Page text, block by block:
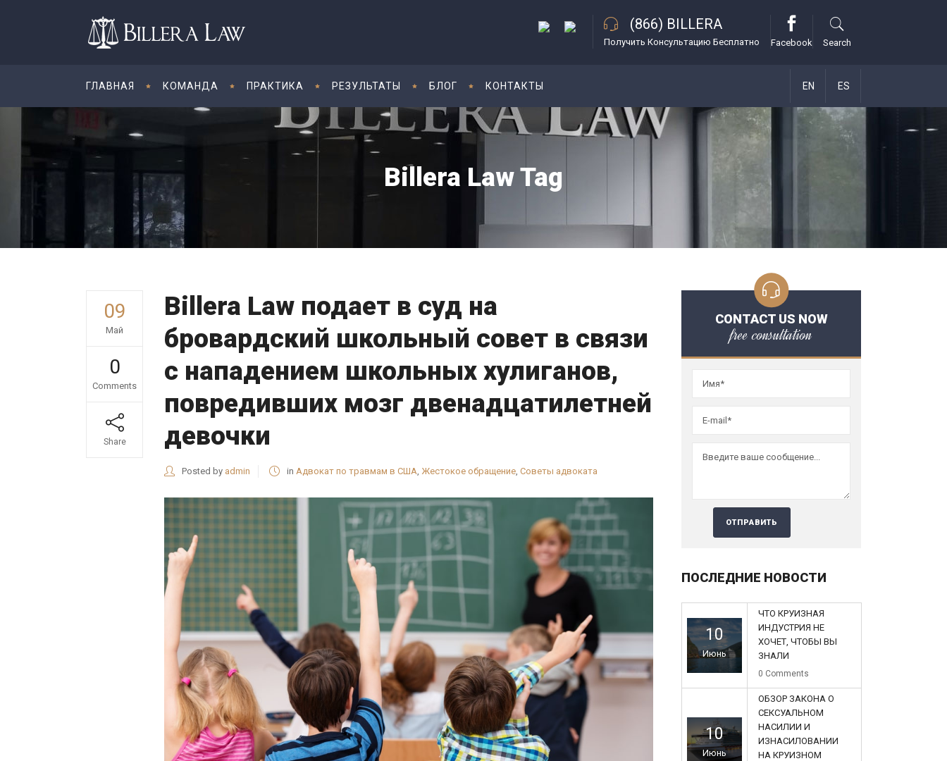
(866) BILLERA
Получить Консультацию Бесплатно Facebook Search
ГЛАВНАЯ КОМАНДА ПРАКТИКА РЕЗУЛЬТАТЫ БЛОГ КОНТАКТЫ EN ES
Billera Law Tag
09
Май
0
Comments
Share
Billera Law подает в суд на
бровардский школьный совет в связи
с нападением школьных хулиганов,
повредивших мозг двенадцатилетней
девочки
Posted by admin in Адвокат по травмам в США, Жестокое обращение, Советы адвоката
CONTACT US NOW
free consultation
ПОСЛЕДНИЕ НОВОСТИ
10
Июнь
ЧТО КРУИЗНАЯ
ИНДУСТРИЯ НЕ
ХОЧЕТ, ЧТОБЫ ВЫ
ЗНАЛИ
0 Comments
10
Июнь
ОБЗОР ЗАКОНА О
СЕКСУАЛЬНОМ
НАСИЛИИ И
ИЗНАСИЛОВАНИИ
НА КРУИЗНОМ